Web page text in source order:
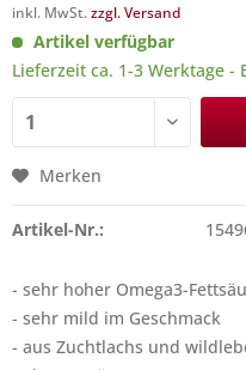
inkl. MwSt.zzgl. Versand
Artikel verfügbar
Lieferzeit ca. 1-3 Werktage -
Merken
Artikel-Nr.:
- sehr hoher Omega3-
- sehr mild im Geschmack
- aus Zuchtlachs und